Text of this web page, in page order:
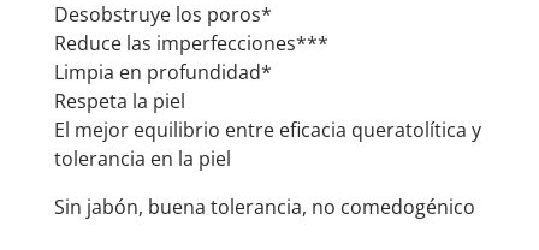
Desobstruye los poros*
Reduce las imperfecciones***
Limpia en profundidad*
Respeta la piel
El mejor equilibrio entre eficacia queratolítica y
tolerancia en la piel
Sin jabón, buena tolerancia, no comedogénico